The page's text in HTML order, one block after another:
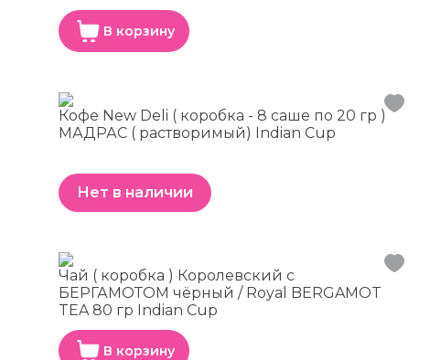
В корзину
Кофе New Deli ( коробка - 8 саше по 20 гр )
МАДРАС ( растворимый) Indian Cup
Нет в наличии
Чай ( коробка ) Королевский с
БЕРГАМОТОМ чёрный / Royal BERGAMOT
TEA 80 гр Indian Cup
В корзину